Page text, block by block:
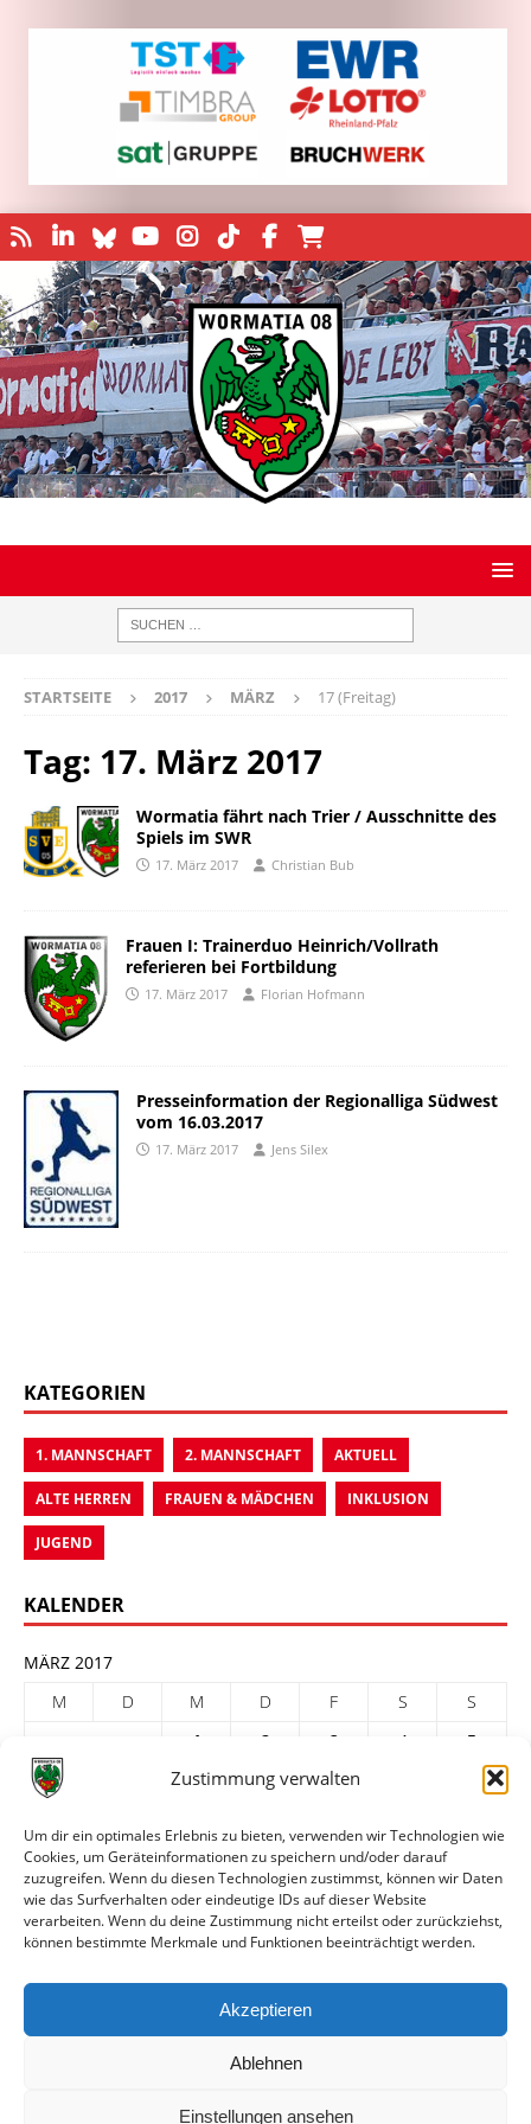
Zustimmung verwalten
Um dir ein optimales Erlebnis zu bieten, verwenden wir Technologien wie
Cookies, um Geräteinformationen zu speichern und/oder darauf
zuzugreifen. Wenn du diesen Technologien zustimmst, können wir Daten
wie das Surfverhalten oder eindeutige IDs auf dieser Website
verarbeiten. Wenn du deine Zustimmung nicht erteilst oder zurückziehst,
können bestimmte Merkmale und Funktionen beeinträchtigt werden.
Akzeptieren
Ablehnen
Einstellungen ansehen
STARTSEITE 2017 MÄRZ 17 (Freitag)
Tag: 17. März 2017
Wormatia fährt nach Trier / Ausschnitte des
Spiels im SWR
17. März 2017 Christian Bub
Frauen I: Trainerduo Heinrich/Vollrath
referieren bei Fortbildung
17. März 2017 Florian Hofmann
Presseinformation der Regionalliga Südwest
vom 16.03.2017
17. März 2017 Jens Silex
KATEGORIEN
1. MANNSCHAFT 2. MANNSCHAFT AKTUELL
ALTE HERREN FRAUEN & MÄDCHEN INKLUSION
JUGEND
KALENDER
MÄRZ 2017
M
D M D F S
S
1
2 3 4
5
6
8 9 10
20
21 22 23 24 25
27
28 29 30
31
« Feb.
Apr. »
ARCHIV